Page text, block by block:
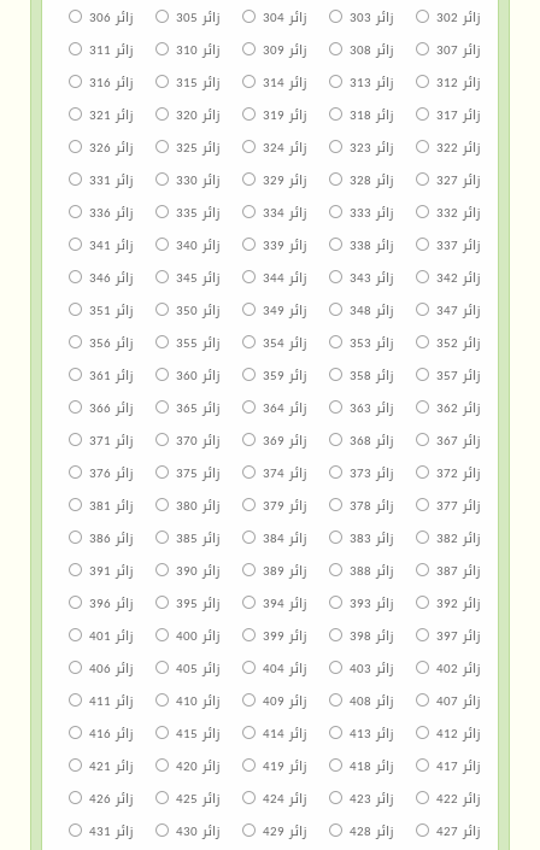
زائر 302
زائر 303 زائر 304 زائر 305
زائر 306
زائر 307
زائر 308 زائر 309 زائر 310
زائر 311
زائر 312
زائر 313 زائر 314 زائر 315
زائر 316
زائر 317
زائر 318 زائر 319 زائر 320
زائر 321
زائر 322
زائر 323 زائر 324 زائر 325
زائر 326
زائر 327
زائر 328 زائر 329 زائر 330
زائر 331
زائر 332
زائر 333 زائر 334 زائر 335
زائر 336
زائر 337
زائر 338 زائر 339 زائر 340
زائر 341
زائر 342
زائر 343 زائر 344 زائر 345
زائر 346
زائر 347
زائر 348 زائر 349 زائر 350
زائر 351
زائر 352
زائر 353 زائر 354 زائر 355
زائر 356
زائر 357
زائر 358 زائر 359 زائر 360
زائر 361
زائر 362
زائر 363 زائر 364 زائر 365
زائر 366
زائر 367
زائر 368 زائر 369 زائر 370
زائر 371
زائر 372
زائر 373 زائر 374 زائر 375
زائر 376
زائر 377
زائر 378 زائر 379 زائر 380
زائر 381
زائر 382
زائر 383 زائر 384 زائر 385
زائر 386
زائر 387
زائر 388 زائر 389 زائر 390
زائر 391
زائر 392
زائر 393 زائر 394 زائر 395
زائر 396
زائر 397
زائر 398 زائر 399 زائر 400
زائر 401
زائر 402
زائر 403 زائر 404 زائر 405
زائر 406
زائر 407
زائر 408 زائر 409 زائر 410
زائر 411
زائر 412
زائر 413 زائر 414 زائر 415
زائر 416
زائر 417
زائر 418 زائر 419 زائر 420
زائر 421
زائر 422
زائر 423 زائر 424 زائر 425
زائر 426
زائر 427
زائر 428 زائر 429 زائر 430
زائر 431